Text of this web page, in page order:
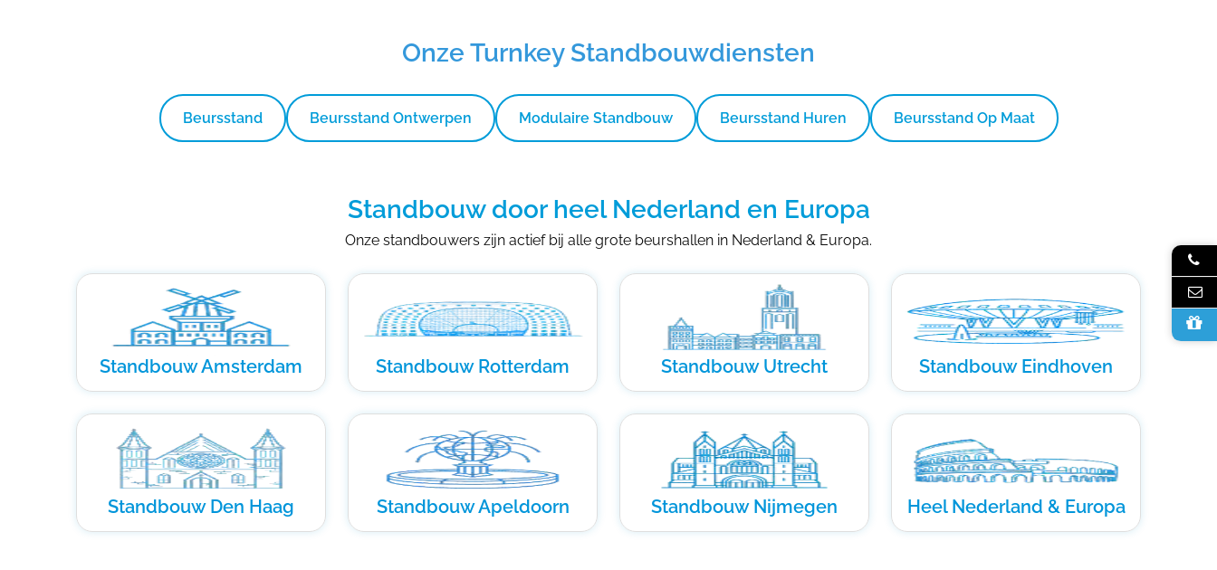
Onze Turnkey Standbouwdiensten
Beursstand Beursstand Ontwerpen Modulaire Standbouw Beursstand Huren Beursstand Op Maat
Standbouw door heel Nederland en Europa
Onze standbouwers zijn actief bij alle grote beurshallen in Nederland & Europa.
Standbouw Amsterdam Standbouw Rotterdam Standbouw Utrecht Standbouw Eindhoven
Standbouw Den Haag Standbouw Apeldoorn Standbouw Nijmegen Heel Nederland & Europa